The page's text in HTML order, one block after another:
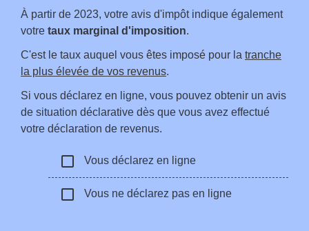
À partir de 2023, votre avis d'impôt indique également
votre taux marginal d'imposition.
C'est le taux auquel vous êtes imposé pour la tranche
la plus élevée de vos revenus.
Si vous déclarez en ligne, vous pouvez obtenir un avis
de situation déclarative dès que vous avez effectué
votre déclaration de revenus.
check_box_outline_blank Vous déclarez en ligne
check_box_outline_blank Vous ne déclarez pas en ligne